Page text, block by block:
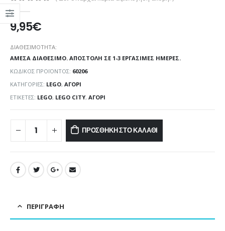
9,95€
ΔΙΑΘΕΣΙΜΌΤΗΤΑ:
ΆΜΕΣΑ ΔΙΑΘΈΣΙΜΟ. ΑΠΟΣΤΟΛΉ ΣΕ 1-3 ΕΡΓΆΣΙΜΕΣ ΗΜΈΡΕΣ.
ΚΩΔΙΚΌΣ ΠΡΟΪΌΝΤΟΣ: 60206
ΚΑΤΗΓΟΡΊΕΣ: LEGO, ΑΓΌΡΙ
ΕΤΙΚΈΤΕΣ: LEGO, LEGO CITY, ΑΓΌΡΙ
ΠΡΟΣΘΉΚΗ ΣΤΟ ΚΑΛΆΘΙ
ΠΕΡΙΓΡΑΦΉ